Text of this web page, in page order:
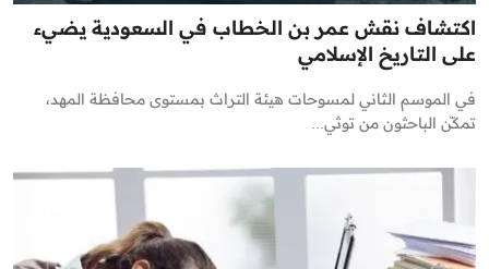
اكتشاف نقش عمر بن الخطاب في السعودية يضيء
على التاريخ الإسلامي
في الموسم الثاني لمسوحات هيئة التراث بمستوى محافظة المهد،
تمكّن الباحثون من توثي...